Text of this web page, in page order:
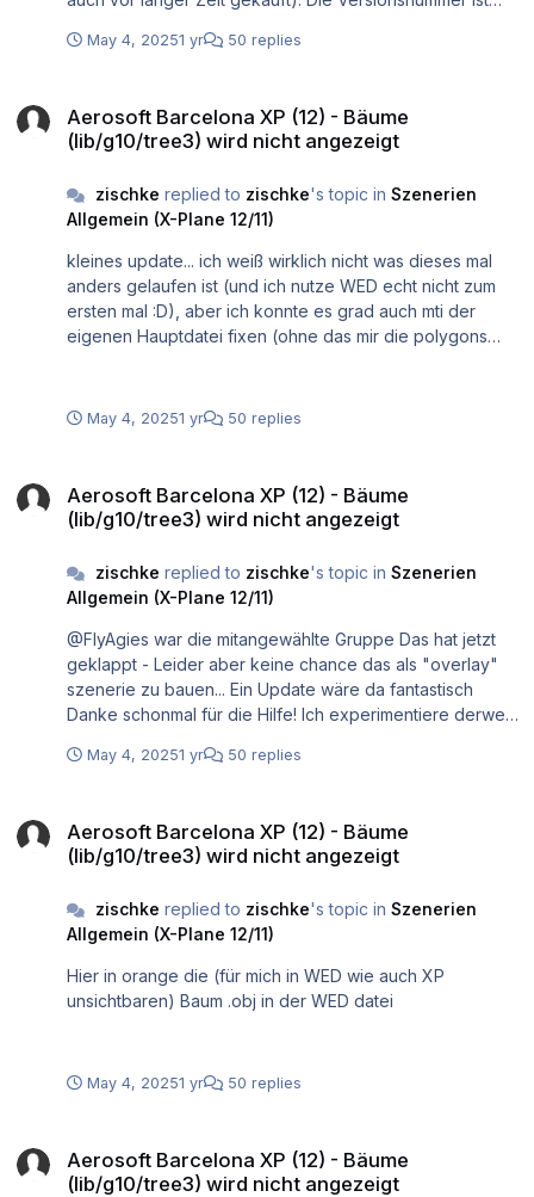
vielen malen das im store nicht das richtige bzw
dann immer wieder verwundert waren das irgendwelche
files oder sogar Ordner komplett fehlten.... @fly agi ->
May 4, 20251 yr 50 replies
Aerosoft Barcelona XP (12) - Bäume
(lib/g10/tree3) wird nicht angezeigt
zischke replied to zischke's topic in Szenerien
Allgemein (X-Plane 12/11)
kleines update... ich weiß wirklich nicht was dieses mal
anders gelaufen ist (und ich nutze WED echt nicht zum
ersten mal :D), aber ich konnte es grad auch mti der
eigenen Hauptdatei fixen (ohne das mir die polygons
EDIT: Es gibt aufjedenfall gute Gründe für ein offizielles
haben noch die 25L/R (obwohl die runway markings das
update bereits bekommen haben)
May 4, 20251 yr 50 replies
Aerosoft Barcelona XP (12) - Bäume
(lib/g10/tree3) wird nicht angezeigt
zischke replied to zischke's topic in Szenerien
Allgemein (X-Plane 12/11)
@FlyAgies war die mitangewählte Gruppe Das hat jetzt
geklappt - Leider aber keine chance das als "overlay"
szenerie zu bauen... Ein Update wäre da fantastisch
Danke schonmal für die Hilfe! Ich experimentiere derweil
bauen.
May 4, 20251 yr 50 replies
Aerosoft Barcelona XP (12) - Bäume
(lib/g10/tree3) wird nicht angezeigt
zischke replied to zischke's topic in Szenerien
Allgemein (X-Plane 12/11)
Hier in orange die (für mich in WED wie auch XP
unsichtbaren) Baum .obj in der WED datei
May 4, 20251 yr 50 replies
Aerosoft Barcelona XP (12) - Bäume
(lib/g10/tree3) wird nicht angezeigt